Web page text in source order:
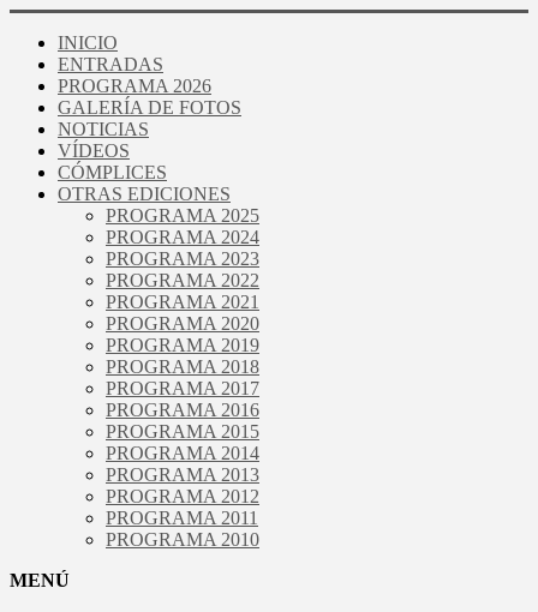
INICIO
ENTRADAS
PROGRAMA 2026
GALERÍA DE FOTOS
NOTICIAS
VÍDEOS
CÓMPLICES
OTRAS EDICIONES
PROGRAMA 2025
PROGRAMA 2024
PROGRAMA 2023
PROGRAMA 2022
PROGRAMA 2021
PROGRAMA 2020
PROGRAMA 2019
PROGRAMA 2018
PROGRAMA 2017
PROGRAMA 2016
PROGRAMA 2015
PROGRAMA 2014
PROGRAMA 2013
PROGRAMA 2012
PROGRAMA 2011
PROGRAMA 2010
MENÚ